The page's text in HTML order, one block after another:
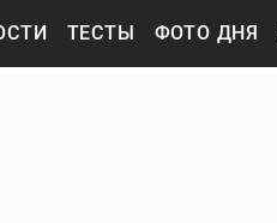
ТЕСТЫ ФОТО ДНЯ